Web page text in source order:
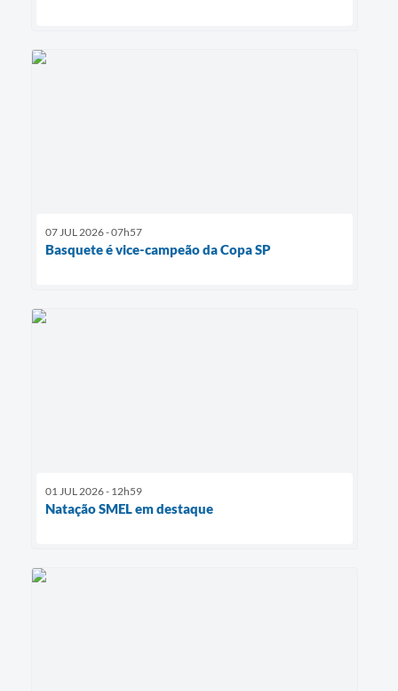
07 JUL 2026 - 07h57
Basquete é vice-campeão da Copa SP
01 JUL 2026 - 12h59
Natação SMEL em destaque